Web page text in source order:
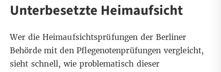
Unterbesetzte Heimaufsicht
Wer die Heimaufsichtsprüfungen der Berliner
Behörde mit den Pflegenotenprüfungen vergleicht,
sieht schnell, wie problematisch dieser